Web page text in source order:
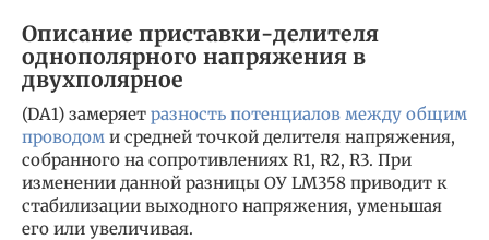
Описание приставки-делителя
однополярного напряжения в
двухполярное
(DA1) замеряет разность потенциалов между общим
проводом и средней точкой делителя напряжения,
собранного на сопротивлениях R1, R2, R3. При
изменении данной разницы ОУ LM358 приводит к
стабилизации выходного напряжения, уменьшая
его или увеличивая.